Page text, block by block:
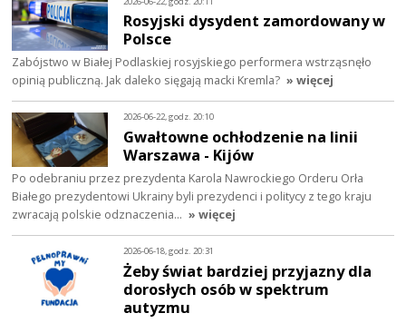
Rosyjski dysydent zamordowany w
Polsce
Zabójstwo w Białej Podlaskiej rosyjskiego performera wstrząsnęło
opinią publiczną. Jak daleko sięgają macki Kremla? » więcej
2026-06-22, godz. 20:10
Gwałtowne ochłodzenie na linii
Warszawa - Kijów
Po odebraniu przez prezydenta Karola Nawrockiego Orderu Orła
Białego prezydentowi Ukrainy byli prezydenci i politycy z tego kraju
zwracają polskie odznaczenia… » więcej
2026-06-18, godz. 20:31
Żeby świat bardziej przyjazny dla
dorosłych osób w spektrum
autyzmu